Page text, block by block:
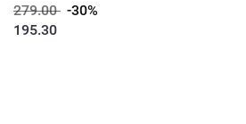
279.00 -30%
195.30